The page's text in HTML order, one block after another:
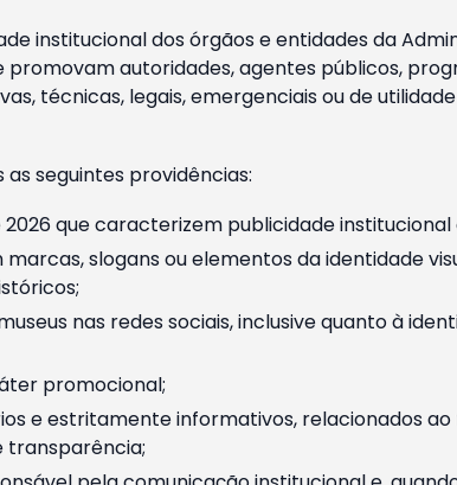
institucional dos órgãos e entidades da
autoridades, agentes públicos,
técnicas, legais, emergenciais ou de
seguintes providências:
que caracterizem publicidade
slogans ou elementos da identidade
nas redes sociais, inclusive quanto à
promocional;
e estritamente informativos, relacionados
transparência;